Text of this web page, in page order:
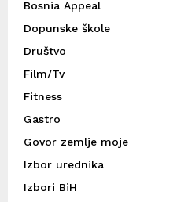
Bosnia Appeal
Dopunske škole
Društvo
Film/Tv
Fitness
Gastro
Govor zemlje moje
Izbor urednika
Izbori BiH